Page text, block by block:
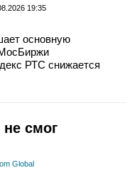
19:35
основную
РТС снижается
смог
Global